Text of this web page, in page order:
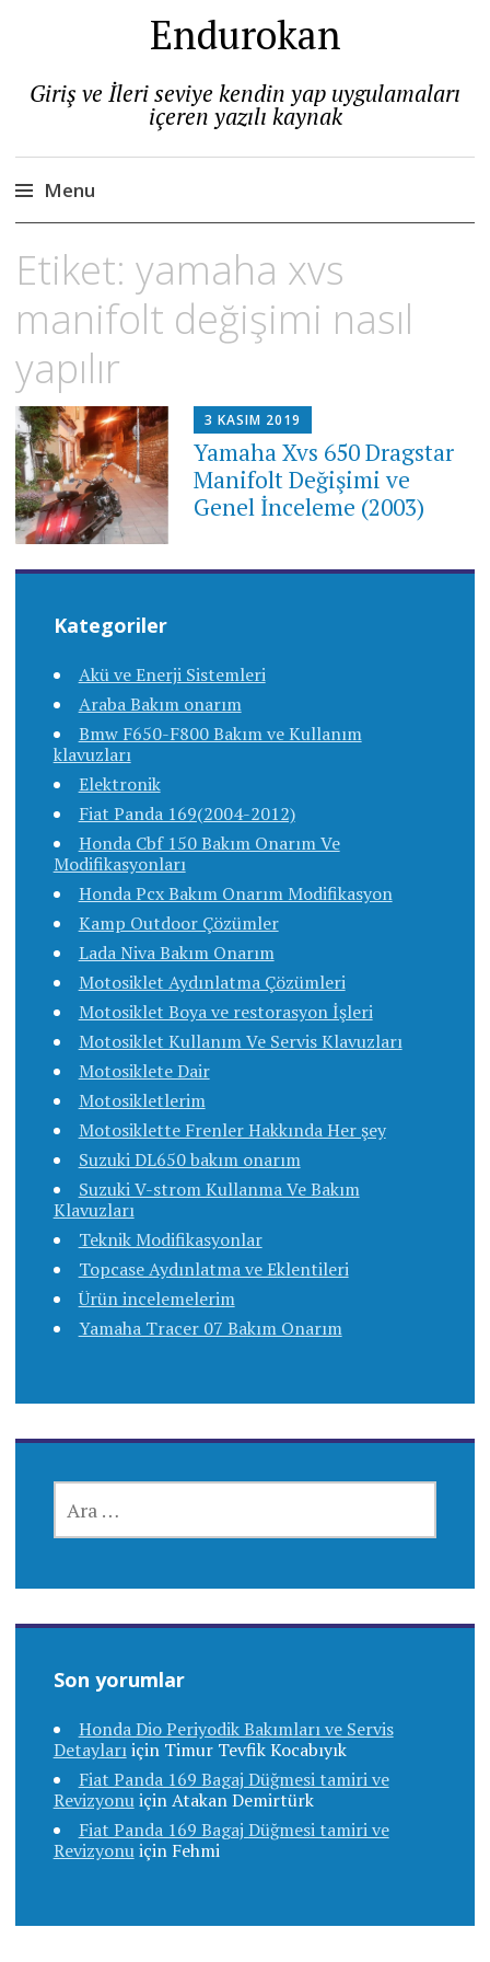
Endurokan
Giriş ve İleri seviye kendin yap uygulamaları
içeren yazılı kaynak
Menu
to
Etiket: yamaha xvs
manifolt değişimi nasıl
yapılır
3 KASIM 2019
Yamaha Xvs 650 Dragstar
Manifolt Değişimi ve
Genel İnceleme (2003)
Kategoriler
Akü ve Enerji Sistemleri
Araba Bakım onarım
Bmw F650-F800 Bakım ve Kullanım
klavuzları
Elektronik
Fiat Panda 169(2004-2012)
Honda Cbf 150 Bakım Onarım Ve
Modifikasyonları
Honda Pcx Bakım Onarım Modifikasyon
Kamp Outdoor Çözümler
Lada Niva Bakım Onarım
Motosiklet Aydınlatma Çözümleri
Motosiklet Boya ve restorasyon İşleri
Motosiklet Kullanım Ve Servis Klavuzları
Motosiklete Dair
Motosikletlerim
Motosiklette Frenler Hakkında Her şey
Suzuki DL650 bakım onarım
Suzuki V-strom Kullanma Ve Bakım
Klavuzları
Teknik Modifikasyonlar
Topcase Aydınlatma ve Eklentileri
Ürün incelemelerim
Yamaha Tracer 07 Bakım Onarım
Son yorumlar
Honda Dio Periyodik Bakımları ve Servis
Detaylarıiçin Timur Tevfik Kocabıyık
Fiat Panda 169 Bagaj Düğmesi tamiri ve
RevizyonuiçinAtakan Demirtürk
Fiat Panda 169 Bagaj Düğmesi tamiri ve
Revizyonuiçin Fehmi